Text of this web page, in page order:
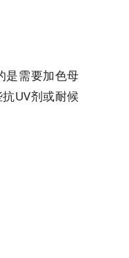
需要加色母
UV剂或耐候